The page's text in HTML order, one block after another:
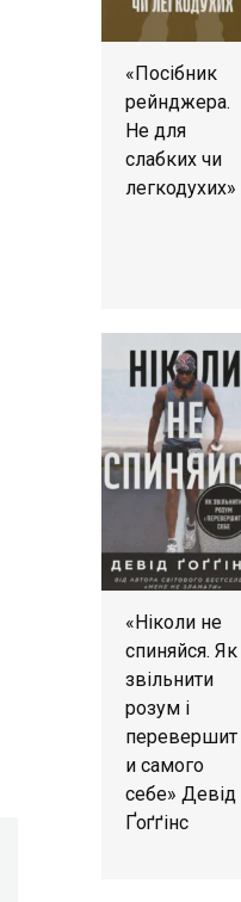
«Посібник
рейнджера.
Не для
слабких чи
легкодухих»
«Ніколи не
спиняйся. Як
звільнити
розум і
перевершит
и самого
себе» Девід
Ґоґґінс